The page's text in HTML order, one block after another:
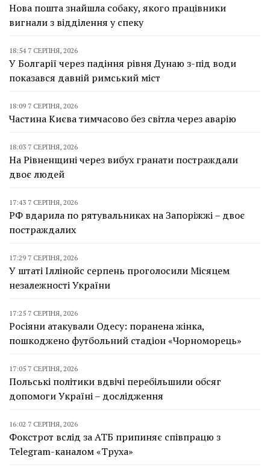
Нова пошта знайшла собаку, якого працівники
вигнали з відділення у спеку
18:54 7 СЕРПНЯ, 2026
У Болгарії через падіння рівня Дунаю з-під води
показався давній римський міст
18:09 7 СЕРПНЯ, 2026
Частина Києва тимчасово без світла через аварію
18:03 7 СЕРПНЯ, 2026
На Рівненщині через вибух гранати постраждали
двоє людей
17:43 7 СЕРПНЯ, 2026
РФ вдарила по рятувальниках на Запоріжжі – двоє
постраждалих
17:29 7 СЕРПНЯ, 2026
У штаті Іллінойс серпень проголосили Місяцем
незалежності України
17:25 7 СЕРПНЯ, 2026
Росіяни атакували Одесу: поранена жінка,
пошкоджено футбольний стадіон «Чорноморець»
17:05 7 СЕРПНЯ, 2026
Польські політики вдвічі перебільшили обсяг
допомоги Україні – дослідження
16:02 7 СЕРПНЯ, 2026
Фокстрот вслід за АТБ припиняє співпрацю з
Telegram-каналом «Труха»